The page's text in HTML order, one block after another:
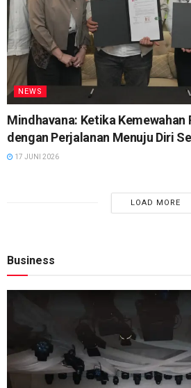
NEWS
Mindhavana: Ketika Kemewahan
dengan Perjalanan Menuju Diri
17 JUNI 2026
LOAD MORE
Business